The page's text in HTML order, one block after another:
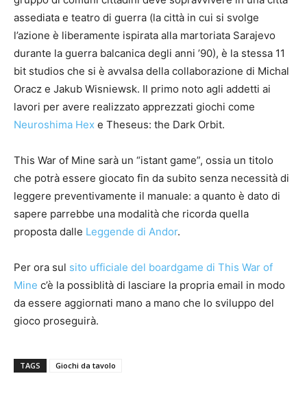
assediata e teatro di guerra (la città in cui si svolge
l’azione è liberamente ispirata alla martoriata Sarajevo
durante la guerra balcanica degli anni ’90), è la stessa 11
bit studios che si è avvalsa della collaborazione di Michal
Oracz e Jakub Wisniewsk. Il primo noto agli addetti ai
lavori per avere realizzato apprezzati giochi come
Neuroshima Hex e Theseus: the Dark Orbit.
This War of Mine sarà un “istant game”, ossia un titolo
che potrà essere giocato fin da subito senza necessità di
leggere preventivamente il manuale: a quanto è dato di
sapere parrebbe una modalità che ricorda quella
proposta dalle Leggende di Andor.
Per ora sul sito ufficiale del boardgame di This War of
Mine c’è la possiblità di lasciare la propria email in modo
da essere aggiornati mano a mano che lo sviluppo del
gioco proseguirà.
TAGS Giochi da tavolo